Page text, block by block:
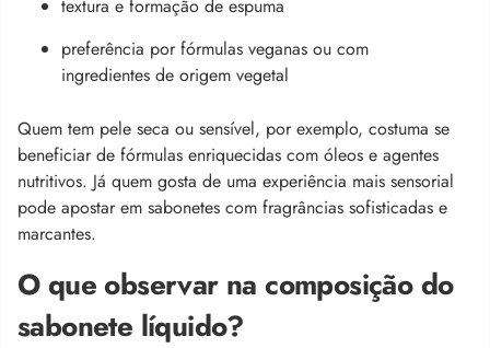
textura e formação de espuma
preferência por fórmulas veganas ou com
ingredientes de origem vegetal
Quem tem pele seca ou sensível, por exemplo, costuma se
beneficiar de fórmulas enriquecidas com óleos e agentes
nutritivos. Já quem gosta de uma experiência mais sensorial
pode apostar em sabonetes com fragrâncias sofisticadas e
marcantes.
O que observar na composição do
sabonete líquido?